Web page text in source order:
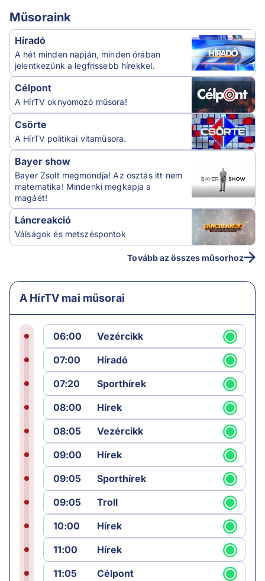
Műsoraink
Híradó
A hét minden napján, minden órában
jelentkezünk a legfrissebb hírekkel.
Célpont
A HírTV oknyomozó műsora!
Csörte
A HírTV politikai vitaműsora.
Bayer show
Bayer Zsolt megmondja! Az osztás itt nem
matematika! Mindenki megkapja a
magáét!
Láncreakció
Válságok és metszéspontok
Tovább az összes műsorhoz
A HírTV mai műsorai
06:00
Vezércikk
07:00
Híradó
07:20
Sporthírek
08:00
Hírek
08:05
Vezércikk
09:00
Hírek
09:05
Sporthírek
09:05
Troll
10:00
Hírek
11:00
Hírek
11:05
Célpont